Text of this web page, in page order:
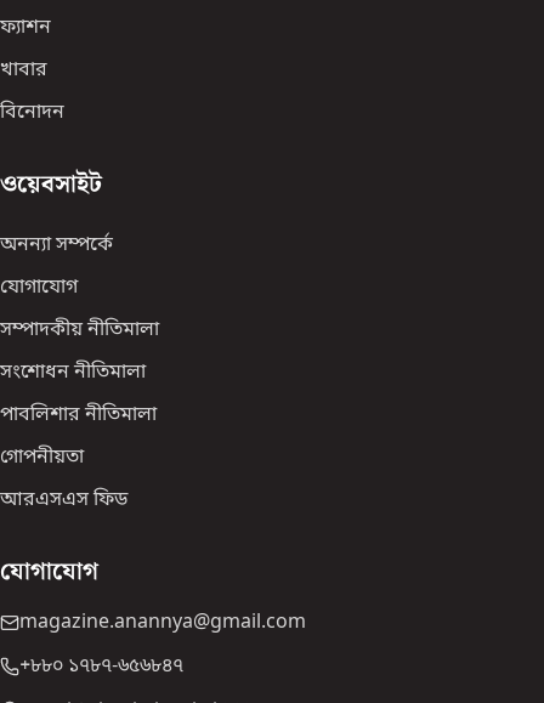
ফ্যাশন
খাবার
বিনোদন
ওয়েবসাইট
অনন্যা সম্পর্কে
যোগাযোগ
সম্পাদকীয় নীতিমালা
সংশোধন নীতিমালা
পাবলিশার নীতিমালা
গোপনীয়তা
আরএসএস ফিড
যোগাযোগ
magazine.anannya@gmail.com
+৮৮০ ১৭৮৭-৬৫৬৮৪৭